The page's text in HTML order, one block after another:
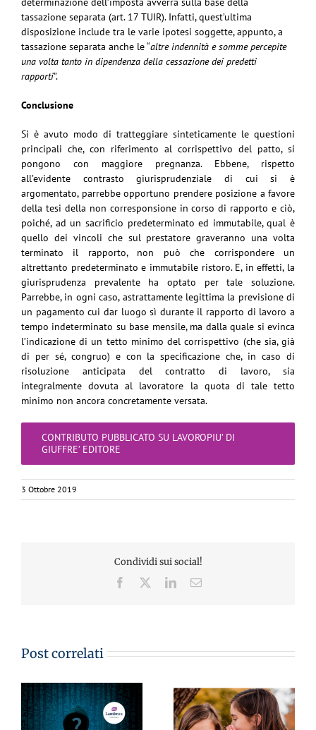
tassazione separata (art. 17 TUIR). Infatti, quest’ultima
disposizione include tra le varie ipotesi soggette, appunto, a
tassazione separata anche le “altre indennità e somme percepite
una volta tanto in dipendenza della cessazione dei predetti
rapporti”.
Conclusione
Si è avuto modo di tratteggiare sinteticamente le questioni
principali che, con riferimento al corrispettivo del patto, si
pongono con maggiore pregnanza. Ebbene, rispetto
all’evidente contrasto giurisprudenziale di cui si è
argomentato, parrebbe opportuno prendere posizione a favore
della tesi della non corresponsione in corso di rapporto e ciò,
poiché, ad un sacrificio predeterminato ed immutabile, qual è
quello dei vincoli che sul prestatore graveranno una volta
terminato il rapporto, non può che corrispondere un
altrettanto predeterminato e immutabile ristoro. E, in effetti, la
giurisprudenza prevalente ha optato per tale soluzione.
Parrebbe, in ogni caso, astrattamente legittima la previsione di
un pagamento cui dar luogo sì durante il rapporto di lavoro a
tempo indeterminato su base mensile, ma dalla quale si evinca
l’indicazione di un tetto minimo del corrispettivo (che sia, già
di per sé, congruo) e con la specificazione che, in caso di
risoluzione anticipata del contratto di lavoro, sia
integralmente dovuta al lavoratore la quota di tale tetto
minimo non ancora concretamente versata.
CONTRIBUTO PUBBLICATO SU LAVOROPIU’ DI
GIUFFRE’ EDITORE
3 Ottobre 2019
Condividi sui social!
Facebook LinkedInEmail
Post correlati
MementoPiù di
Giuffré 03.05.2023 –
MementoPiù di
Giuffré 03.04.2023 –